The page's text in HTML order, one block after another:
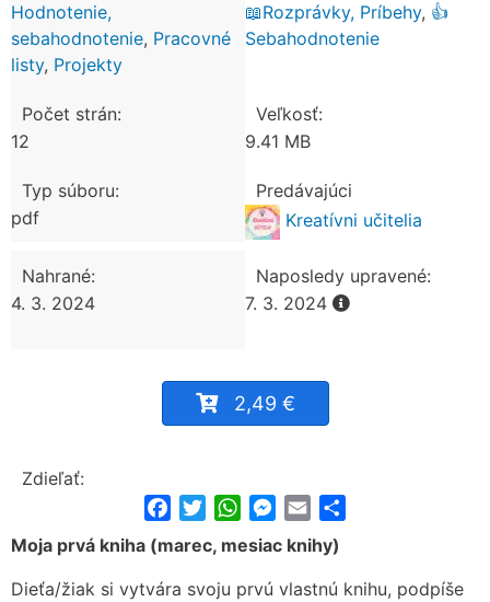
Hodnotenie,
sebahodnotenie, Pracovné
listy, Projekty
📖Rozprávky, Príbehy, 👍
Sebahodnotenie
Počet strán:
12
Veľkosť:
9.41 MB
Typ súboru:
pdf
Predávajúci
Kreatívni učitelia
Nahrané:
4. 3. 2024
Naposledy upravené:
7. 3. 2024
2,49 €
Zdieľať:
FacebookTwitterWhatsApp
Messenger
Email
Moja prvá kniha (marec, mesiac knihy)
Dieťa/žiak si vytvára svoju prvú vlastnú knihu, podpíše